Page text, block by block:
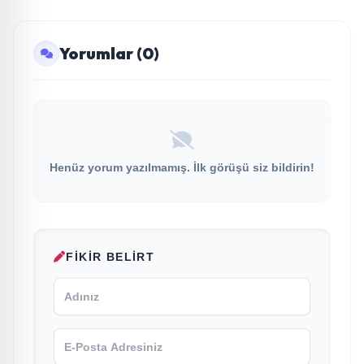
Yorumlar (0)
Henüz yorum yazılmamış. İlk görüşü siz bildirin!
FIKIR BELIRT